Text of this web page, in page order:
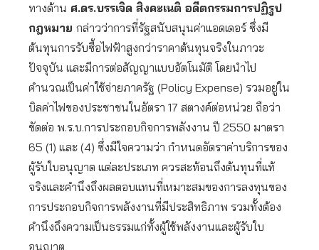
ทางด้าน ศ.ดร.บรรเจิด สิงคะเนติ อดีตกรรมการปฏิรูป
กฎหมาย กล่าวว่าการที่รัฐสนับสนุนค่าแอดเดอร์ ซึ่งมี
ต้นทุนการรับซื้อไฟฟ้าสูงกว่าราคาต้นทุนจริงในภาวะ
ปัจจุบัน และมีการต่อสัญญาแบบอัตโนมัติ โดยนำไป
คำนวณเป็นค่าใช้จ่ายภาครัฐ (Policy Expense) รวมอยู่ใน
บิลค่าไฟของประชาชนในอัตรา 17 สตางค์ต่อหน่วย ถือว่า
ขัดต่อ พ.ร.บ.การประกอบกิจการพลังงาน ปี 2550 มาตรา
65 (1) และ (4) ซึ่งมีใจความว่า กำหนดอัตราค่าบริการของ
ผู้รับใบอนุญาต แต่ละประเภท ควรสะท้อนถึงต้นทุนที่แท้
จริงและคำนึงถึงผลตอบแทนที่เหมาะสมของการลงทุนของ
การประกอบกิจการพลังงานที่มีประสิทธิภาพ รวมทั้งต้อง
คำนึงถึงความเป็นธรรมแก่ทั้งผู้ใช้พลังงานและผู้รับใบ
อนุญาต